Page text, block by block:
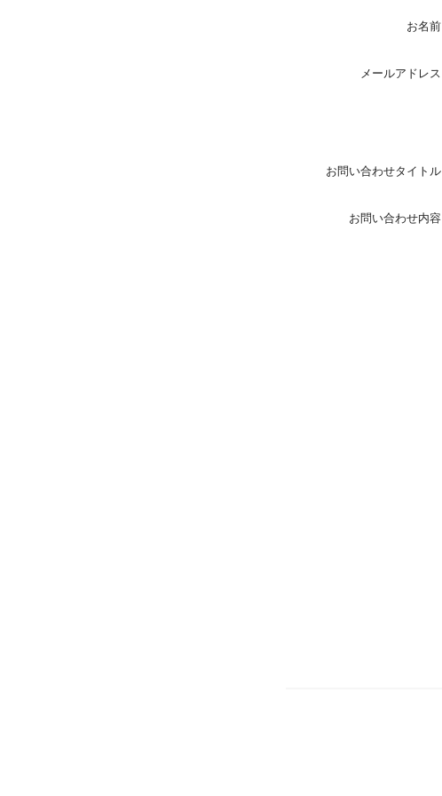
お名前
メールアドレス
お問い合わせタイトル
お問い合わせ内容